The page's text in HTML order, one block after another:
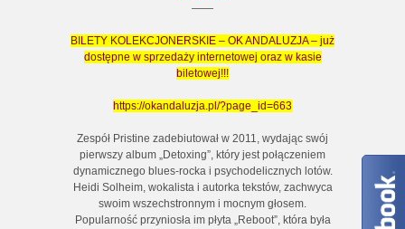
——
BILETY KOLEKCJONERSKIE – OK ANDALUZJA – już
dostępne w sprzedaży internetowej oraz w kasie
biletowej!!!
https://okandaluzja.pl/?page_id=663
Zespół Pristine zadebiutował w 2011, wydając swój
pierwszy album „Detoxing”, który jest połączeniem
dynamicznego blues-rocka i psychodelicznych lotów.
Heidi Solheim, wokalista i autorka tekstów, zachwyca
swoim wszechstronnym i mocnym głosem.
Popularność przyniosła im płyta „Reboot”, która była